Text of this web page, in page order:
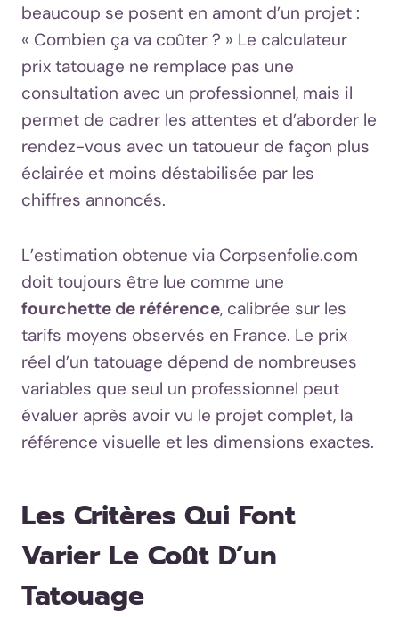
beaucoup se posent en amont d’un projet :
« Combien ça va coûter ? » Le calculateur
prix tatouage ne remplace pas une
consultation avec un professionnel, mais il
permet de cadrer les attentes et d’aborder le
rendez-vous avec un tatoueur de façon plus
éclairée et moins déstabilisée par les
chiffres annoncés.
L’estimation obtenue via Corpsenfolie.com
doit toujours être lue comme une
fourchette de référence, calibrée sur les
tarifs moyens observés en France. Le prix
réel d’un tatouage dépend de nombreuses
variables que seul un professionnel peut
évaluer après avoir vu le projet complet, la
référence visuelle et les dimensions exactes.
Les Critères Qui Font
Varier Le Coût D’un
Tatouage